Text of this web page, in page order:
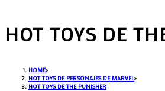
HOT TOYS DE
HOME>
HOT TOYS DE PERSONAJES DE MARVEL>
HOT TOYS DE THE PUNISHER